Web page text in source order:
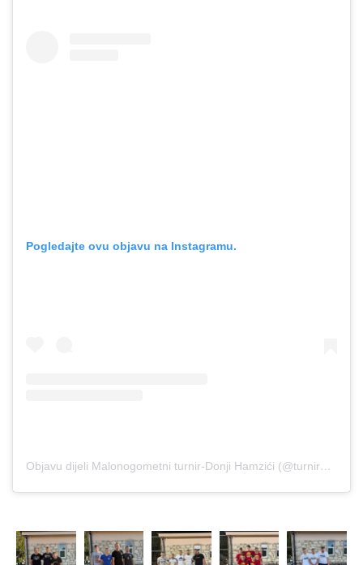
Pogledajte ovu objavu na Instagramu.
Objavu dijeli Malonogometni turnir-Donji Hamzići (@turnir3x3_donjihamzici)